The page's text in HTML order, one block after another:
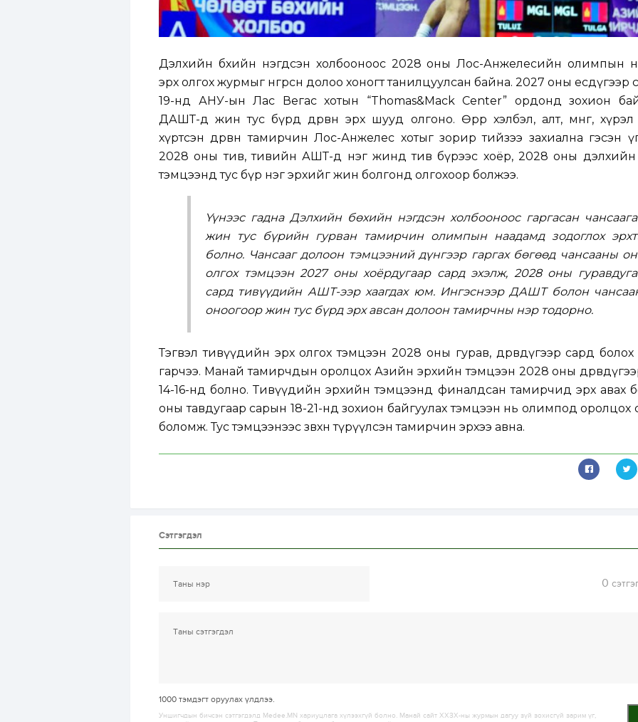
Дэлхийн бөхийн нэгдсэн холбооноос 2028 оны Лос-Анжелесийн олимпын
эрх олгох журмыг өнгөрсөн долоо хоногт танилцуулсан байна. 2027 оны есдүгээр
19-нд АНУ-ын Лас Вегас хотын “Thomas&Mack Center” ордонд зохион
ДАШТ-д жин тус бүрд дөрвөн эрх шууд олгоно. Өөрөөр хэлбэл, алт, мөнгө,
хүртсэн дөрвөн тамирчин Лос-Анжелес хотыг зорир тийзээ захиална гэсэн
2028 оны тив, тивийн АШТ-д нэг жинд тив бүрээс хоёр, 2028 оны дэлхийн
тэмцээнд тус бүр нэг эрхийг жин болгонд олгохоор болжээ.
Үүнээс гадна Дэлхийн бөхийн нэгдсэн холбооноос гаргасан
жин тус бүрийн гурван тамирчин олимпын наадамд зодоглох
болно. Чансааг долоон тэмцээний дүнгээр гаргах бөгөөд чансааны
олгох тэмцээн 2027 оны хоёрдугаар сард эхэлж, 2028 оны
сард тивүүдийн АШТ-ээр хаагдах юм. Ингэснээр ДАШТ болон
оноогоор жин тус бүрд эрх авсан долоон тамирчны нэр тодорно.
Тэгвэл тивүүдийн эрх олгох тэмцээн 2028 оны гурав, дөрөвдүгээр сард болох
гарчээ. Манай тамирчдын оролцох Азийн эрхийн тэмцээн 2028 оны
14-16-нд болно. Тивүүдийн эрхийн тэмцээнд финалдсан тамирчид эрх авах
оны тавдугаар сарын 18-21-нд зохион байгуулах тэмцээн нь олимпод оролцох
боломж. Тус тэмцээнээс зөвхөн түрүүлсэн тамирчин эрхээ авна.
Сэтгэгдэл
0
1000 тэмдэгт оруулах үлдлээ.
Уншигчдын бичсэн сэтгэгдэлд Medee.MN хариуцлага хүлээхгүй болно. Манай сайт ХХЗХ-ны журмын дагуу зүй зохисгүй зарим үг,